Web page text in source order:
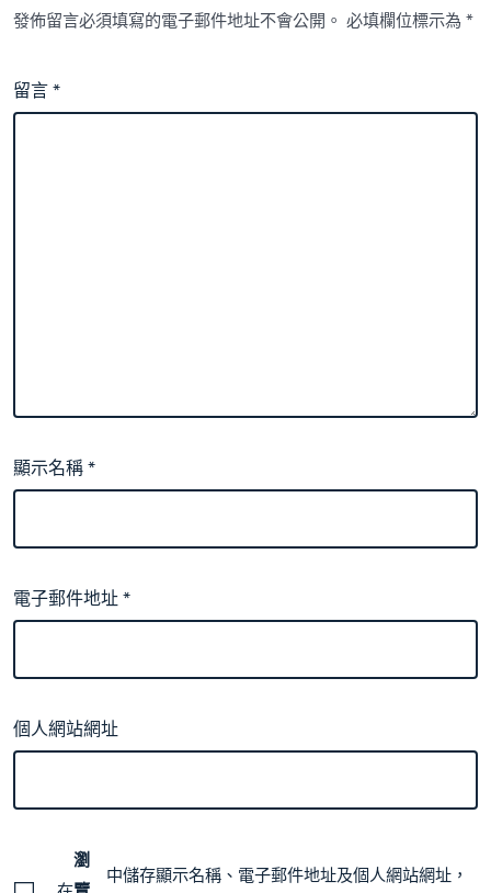
發佈留言必須填寫的電子郵件地址不會公開。 必填欄位標示為*
留言*
顯示名稱*
電子郵件地址*
個人網站網址
瀏
中儲存顯示名稱、電子郵件地址及個人網站網址，